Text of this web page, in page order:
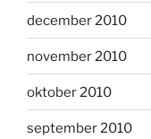
december 2010
november 2010
oktober 2010
september 2010